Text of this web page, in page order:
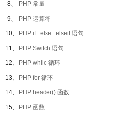
8、 PHP 常量
9、 PHP 运算符
10、 PHP if...else...elseif 语句
11、 PHP Switch 语句
12、 PHP while 循环
13、 PHP for 循环
14、 PHP header() 函数
15、 PHP 函数